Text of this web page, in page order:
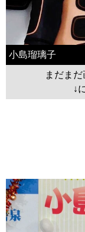
小島瑠璃子
まだま
↓